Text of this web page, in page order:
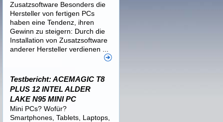
Zusatzsoftware Besonders die
Hersteller von fertigen PCs
haben eine Tendenz, ihren
Gewinn zu steigern: Durch die
Installation von Zusatzsoftware
anderer Hersteller verdienen ...
Testbericht: ACEMAGIC T8
PLUS 12 INTEL ALDER
LAKE N95 MINI PC
Mini PCs? Wofür?
Smartphones, Tablets, Laptops,